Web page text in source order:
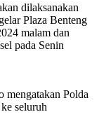
dilaksanakan
Plaza Benteng
malam dan
pada Senin
mengatakan Polda
seluruh